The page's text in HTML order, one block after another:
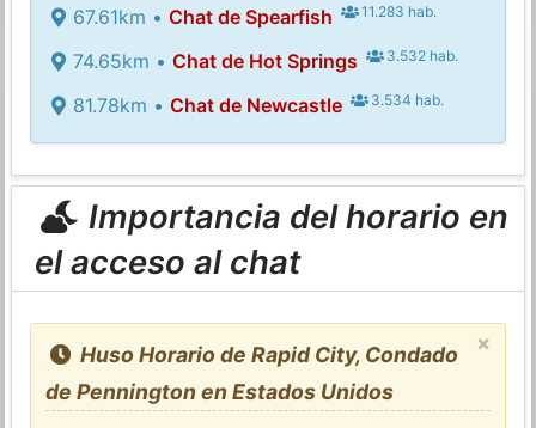
67.61km • Chat de Spearfish 11.283 hab.
74.65km • Chat de Hot Springs 3.532 hab.
81.78km • Chat de Newcastle 3.534 hab.
Importancia del horario en
el acceso al chat
×
Huso Horario de Rapid City, Condado
de Pennington en Estados Unidos